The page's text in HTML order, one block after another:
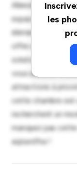
les
Allende, Nanterre
espace de vie
éléments
offre un lit
solutions de
vous aurez un
attractions à
cette chambre est
recherchent un
manquez pas
aujourd'hui !